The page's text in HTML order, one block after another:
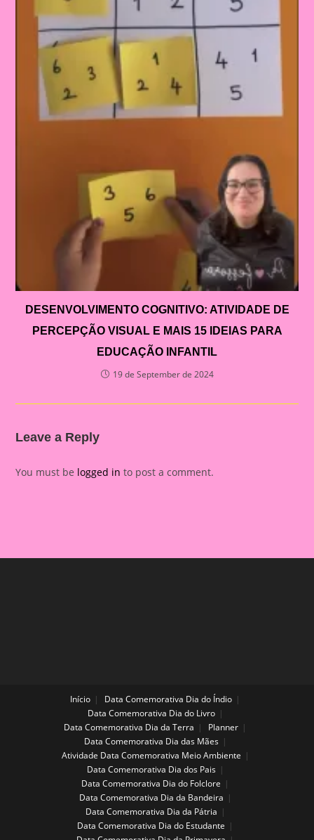
DESENVOLVIMENTO COGNITIVO: ATIVIDADE DE
PERCEPÇÃO VISUAL E MAIS 15 IDEIAS PARA
EDUCAÇÃO INFANTIL
19 de September de 2024
Leave a Reply
You must be logged in to post a comment.
Início
Data Comemorativa Dia do Índio
Data Comemorativa Dia do Livro
Data Comemorativa Dia da Terra
Planner
Data Comemorativa Dia das Mães
Atividade Data Comemorativa Meio Ambiente
Data Comemorativa Dia dos Pais
Data Comemorativa Dia do Folclore
Data Comemorativa Dia da Bandeira
Data Comemorativa Dia da Pátria
Data Comemorativa Dia do Estudante